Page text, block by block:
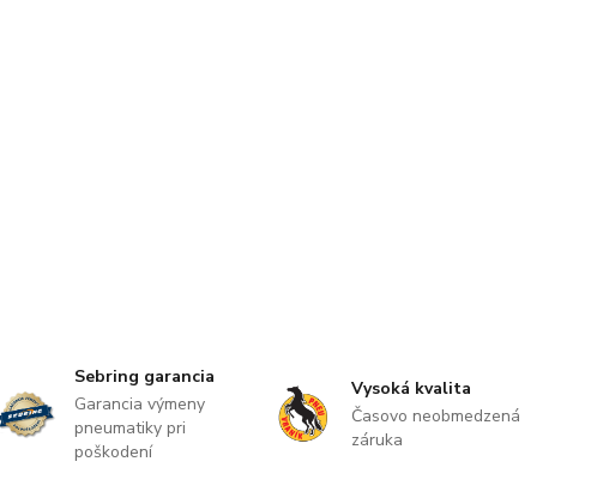
Sebring garancia
Garancia výmeny
pneumatiky pri
poškodení
Vysoká kvalita
Časovo neobmedzená
záruka